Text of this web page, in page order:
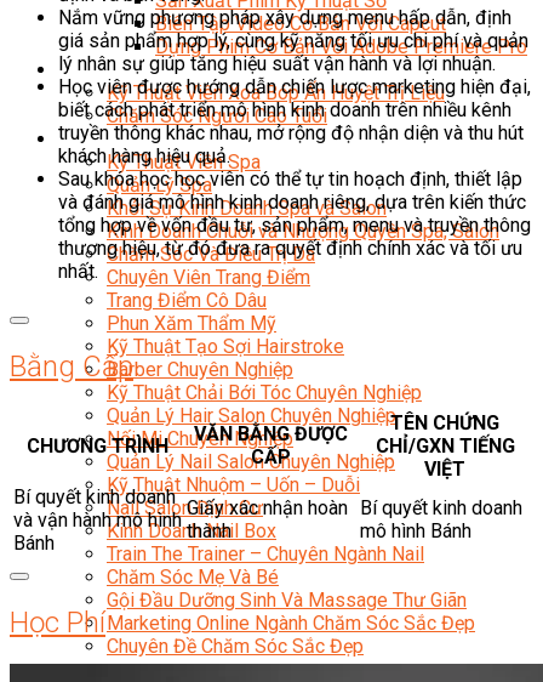
Biên Tập Video Cơ Bản Với Capcut
Dựng Phim Cơ Bản Với Adobe Premiere Pro
Sức Khỏe
Kỹ Thuật Viên Xoa Bóp Ấn Huyệt Trị Liệu
Chăm Sóc Người Cao Tuổi
Sắc Đẹp
Kỹ Thuật Viên Spa
Quản Lý Spa
Khởi Sự Kinh Doanh Spa và Salon
Kinh Doanh Chuỗi và Nhượng Quyền Spa, Salon
Chăm Sóc Và Điều Trị Da
Chuyên Viên Trang Điểm
Trang Điểm Cô Dâu
Phun Xăm Thẩm Mỹ
Kỹ Thuật Tạo Sợi Hairstroke
Barber Chuyên Nghiệp
Kỹ Thuật Chải Bới Tóc Chuyên Nghiệp
Quản Lý Hair Salon Chuyên Nghiệp
Nối Mi Chuyên Nghiệp
Quản Lý Nail Salon Chuyên Nghiệp
Kỹ Thuật Nhuộm – Uốn – Duỗi
Nail Salon Định Cư
Kinh Doanh Nail Box
Train The Trainer – Chuyên Ngành Nail
Chăm Sóc Mẹ Và Bé
Gội Đầu Dưỡng Sinh Và Massage Thư Giãn
Marketing Online Ngành Chăm Sóc Sắc Đẹp
Chuyên Đề Chăm Sóc Sắc Đẹp
Âm Nhạc
Nắm vững phương pháp xây dựng menu hấp dẫn, định
giá sản phẩm hợp lý, cùng kỹ năng tối ưu chi phí và quản
lý nhân sự giúp tăng hiệu suất vận hành và lợi nhuận.
Học viên được hướng dẫn chiến lược marketing hiện đại,
biết cách phát triển mô hình kinh doanh trên nhiều kênh
truyền thông khác nhau, mở rộng độ nhận diện và thu hút
khách hàng hiệu quả.
Sau khóa học học viên có thể tự tin hoạch định, thiết lập
và đánh giá mô hình kinh doanh riêng, dựa trên kiến thức
tổng hợp về vốn đầu tư, sản phẩm, menu và truyền thông
thương hiệu, từ đó đưa ra quyết định chính xác và tối ưu
nhất.
Bằng Cấp
CHƯƠNG TRÌNH
VĂN BẰNG ĐƯỢC
CẤP
TÊN CHỨNG
CHỈ/GXN TIẾNG
VIỆT
Bí quyết kinh doanh
và vận hành mô hình
Bánh
Giấy xác nhận hoàn
thành
Bí quyết kinh doanh
mô hình Bánh
Học Phí